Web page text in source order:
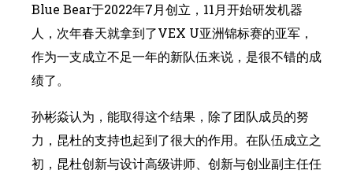
Blue Bear于2022年7月创立，11月开始研发机器
人，次年春天就拿到了VEX U亚洲锦标赛的亚军，
作为一支成立不足一年的新队伍来说，是很不错的成
绩了。
孙彬焱认为，能取得这个结果，除了团队成员的努
力，昆杜的支持也起到了很大的作用。在队伍成立之
初，昆杜创新与设计高级讲师、创新与创业副主任任